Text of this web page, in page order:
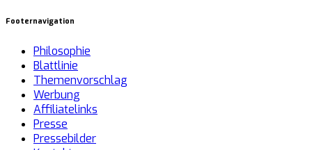
Footernavigation
Philosophie
Blattlinie
Themenvorschlag
Werbung
Affiliatelinks
Presse
Pressebilder